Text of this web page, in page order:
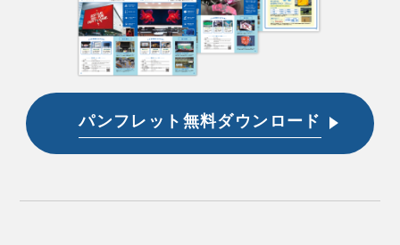
パンフレット無料ダウンロード